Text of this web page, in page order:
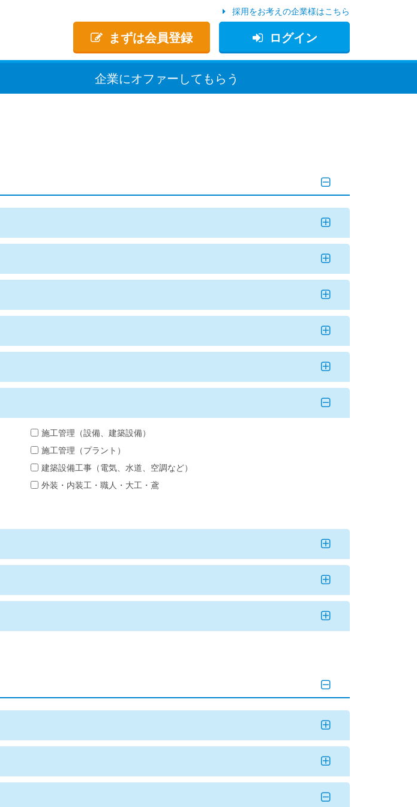
まずは会員登録 ログイン
採用をお考えの企業様はこちら
企業にオファー してもらう
施工管理（設備、建築設備）
施工管理（プラント）
建築設備工事（電気、水道、空調など）
外装・内装工・職人・大工・鳶